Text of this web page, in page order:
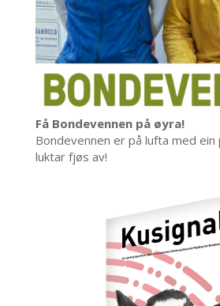
Få Bondevennen på øyra!
Bondevennen er på lufta med
luktar fjøs av!